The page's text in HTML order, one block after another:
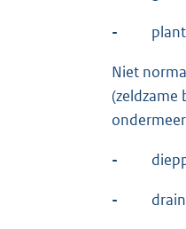
-
Niet
(zeldzame
-
-